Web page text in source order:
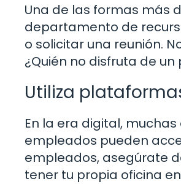
Una de las formas más
departamento de
o solicitar una reunión.
¿Quién no disfruta de
Utiliza
En la era digital,
empleados pueden
empleados, asegúrate
tener tu propia oficina